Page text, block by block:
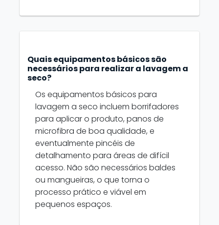
Quais equipamentos básicos são
necessários para realizar a lavagem a
seco?
Os equipamentos básicos para
lavagem a seco incluem borrifadores
para aplicar o produto, panos de
microfibra de boa qualidade, e
eventualmente pincéis de
detalhamento para áreas de difícil
acesso. Não são necessários baldes
ou mangueiras, o que torna o
processo prático e viável em
pequenos espaços.